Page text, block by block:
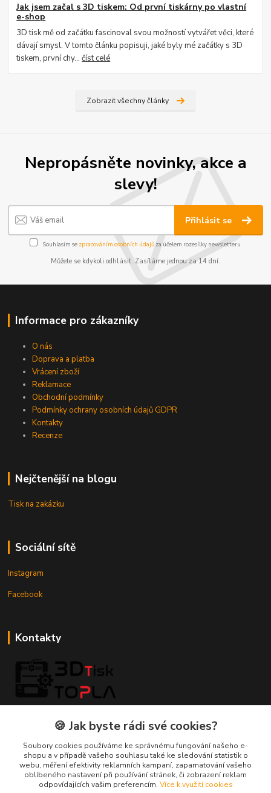
Jak jsem začal s 3D tiskem: Od první tiskárny po vlastní
e-shop
3D tisk mě od začátku fascinoval svou možností vytvářet věci, které
dávají smysl. V tomto článku popisuji, jaké byly mé začátky s 3D
tiskem, první chy...číst celé
Zobrazit všechny články
Nepropásněte novinky, akce a
slevy!
Přihlásit se
Souhlasím se zpracováním osobních údajůza účelem rozesílky newsletteru.
Můžete se kdykoli odhlásit. Zasíláme jednou za 14 dní.
Informace pro zákazníky
O nás
Doprava a platba
Vrácení zboží
Reklamace
Obchodní podmínky
Podmínky ochrany osobních údajů GDPR
Kontakty
Recenze
Nejčtenější na blogu
Tisk na zakázku
Sociální sítě
Instagram
Facebook
Kontakty
Tomáš Placatka
+420 728 969 499
info@3dtisktopla-shop.cz
🍪 Jak byste rádi své cookies?
Soubory cookies používáme ke správnému fungování našeho e-
shopu a v případě vašeho souhlasu také ke sledování statistik o
webu, měření efektivity reklamních kampaní, zapamatování vašeho
oblíbeného nastavení při používání stránek, či zobrazení reklam
odpovídajících vašim preferencím. Více k využití cookies